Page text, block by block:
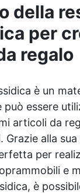
della
per
regalo
è un
può essere
articoli da
Grazie alla
per
e
, è